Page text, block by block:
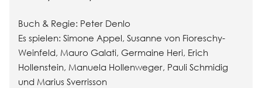
Buch & Regie: Peter Denlo
Es spielen: Simone Appel, Susanne von Fioreschy-
Weinfeld, Mauro Galati, Germaine Heri, Erich
Hollenstein, Manuela Hollenweger, Pauli Schmidig
und Marius Sverrisson